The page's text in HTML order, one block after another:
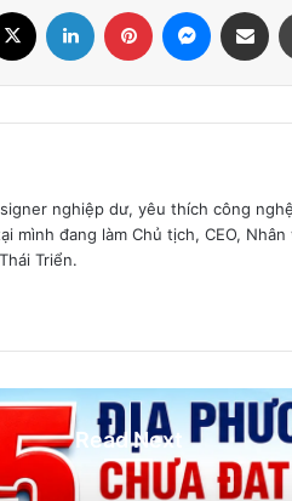
LinkedIn Pinterest Share
nghiệp dư, yêu thích công
mình đang làm Chủ tịch, CEO,
Triển.
Read Next